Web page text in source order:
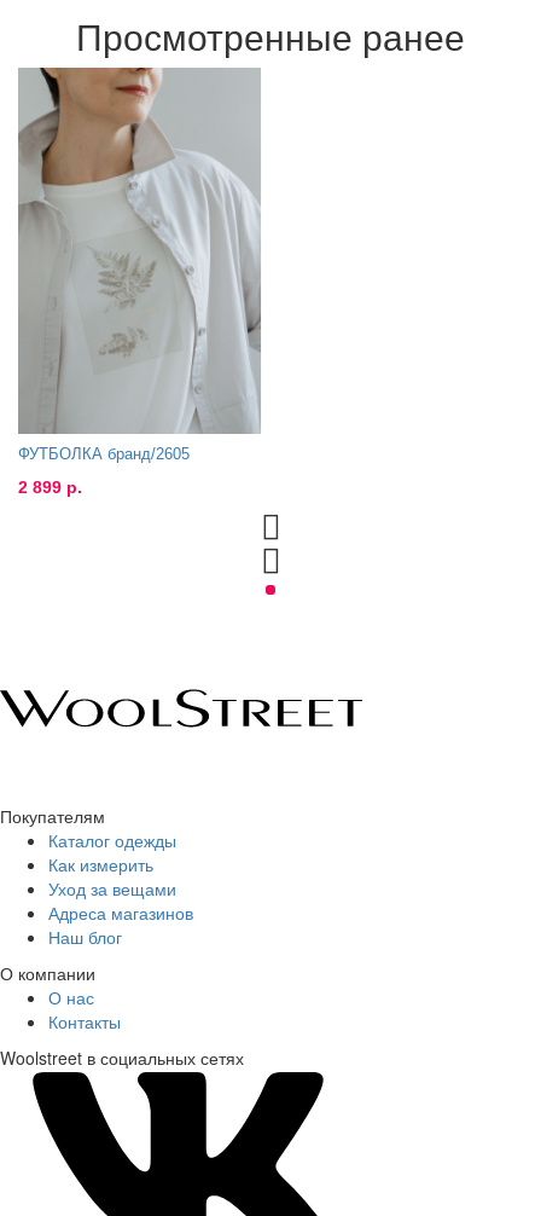
Просмотренные ранее
ФУТБОЛКА бранд/2605
2 899 р.
Покупателям
Каталог одежды
Как измерить
Уход за вещами
Адреса магазинов
Наш блог
О компании
О нас
Контакты
Woolstreet в социальных сетях